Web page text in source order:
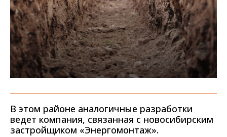
В этом районе аналогичные разработки
ведет компания, связанная с новосибирским
застройщиком «Энергомонтаж».